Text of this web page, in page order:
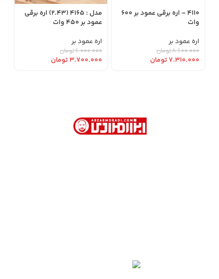
4110 – اره برقی عمود بر 600
وات
اره عمود بر
۸.۶۰۰.۰۰۰تومان
۷.۳۱۰.۰۰۰تومان
مدل : 4165 (2.43) اره برقی
عمود بر 450 وات
اره عمود بر
۶.۰۰۰.۰۰۰تومان
۳.۷۰۰.۰۰۰تومان